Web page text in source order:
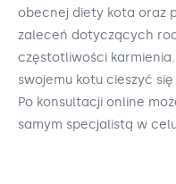
obecnej diety kota oraz
zaleceń dotyczących
częstotliwości
swojemu kotu cieszyć
Po konsultacji online
samym specjalistą w